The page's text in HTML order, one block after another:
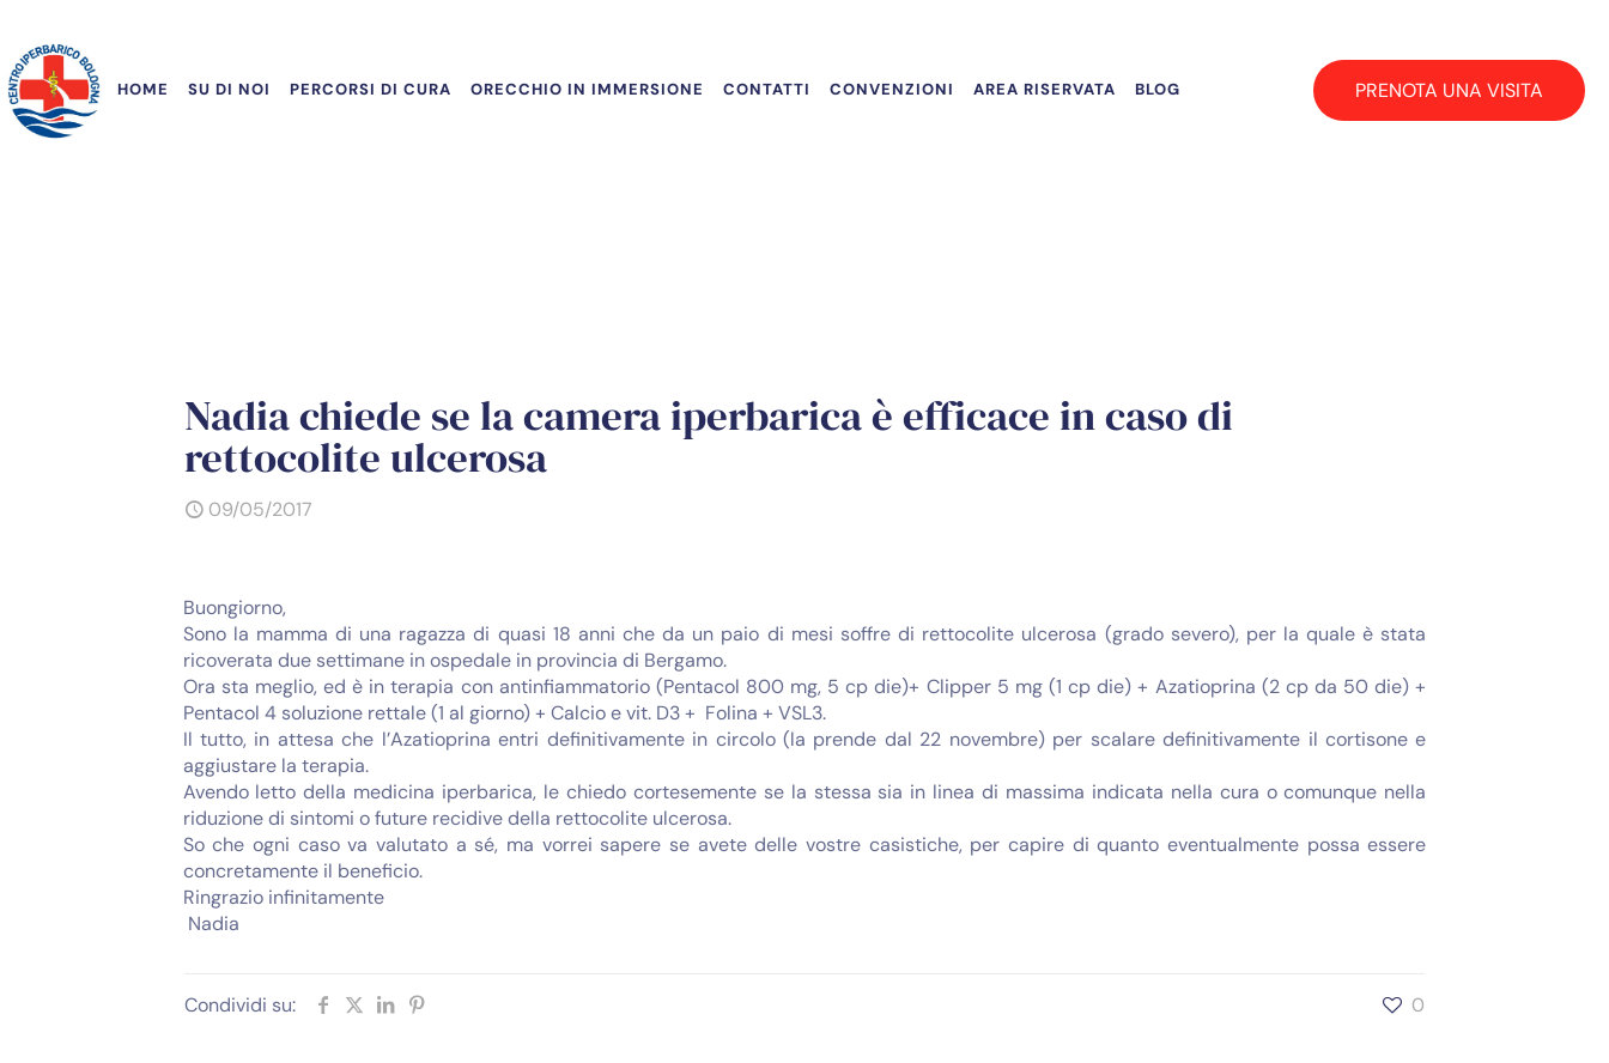
HOME SU DI NOI PERCORSI DI CURA ORECCHIO IN IMMERSIONE CONTATTI CONVENZIONI AREA RISERVATA BLOG PRENOTA UNA VISITA
Nadia chiede se la camera iperbarica è efficace in caso di
rettocolite ulcerosa
09/05/2017
Buongiorno,
Sono la mamma di una ragazza di quasi 18 anni che da un paio di mesi soffre di rettocolite ulcerosa (grado severo), per la quale è stata
ricoverata due settimane in ospedale in provincia di Bergamo.
Ora sta meglio, ed è in terapia con antinfiammatorio (Pentacol 800 mg, 5 cp die)+ Clipper 5 mg (1 cp die) + Azatioprina (2 cp da 50 die) +
Pentacol 4 soluzione rettale (1 al giorno) + Calcio e vit. D3 + Folina + VSL3.
Il tutto, in attesa che l’Azatioprina entri definitivamente in circolo (la prende dal 22 novembre) per scalare definitivamente il cortisone e
aggiustare la terapia.
Avendo letto della medicina iperbarica, le chiedo cortesemente se la stessa sia in linea di massima indicata nella cura o comunque nella
riduzione di sintomi o future recidive della rettocolite ulcerosa.
So che ogni caso va valutato a sé, ma vorrei sapere se avete delle vostre casistiche, per capire di quanto eventualmente possa essere
concretamente il beneficio.
Ringrazio infinitamente
Nadia
Condividi su: 0